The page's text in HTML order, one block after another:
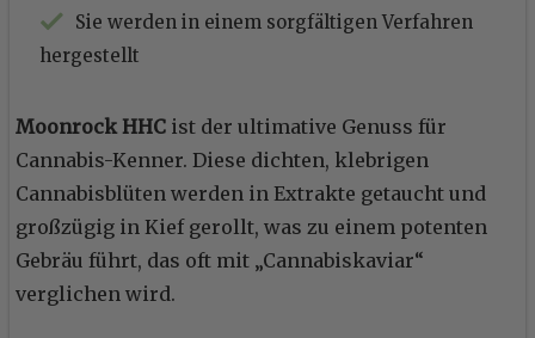
Sie werden in einem sorgfältigen Verfahren
hergestellt
Moonrock HHC ist der ultimative Genuss für
Cannabis-Kenner. Diese dichten, klebrigen
Cannabisblüten werden in Extrakte getaucht und
großzügig in Kief gerollt, was zu einem potenten
Gebräu führt, das oft mit „Cannabiskaviar“
verglichen wird.